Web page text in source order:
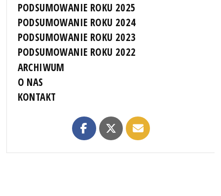
PODSUMOWANIE ROKU 2025
PODSUMOWANIE ROKU 2024
PODSUMOWANIE ROKU 2023
PODSUMOWANIE ROKU 2022
ARCHIWUM
O NAS
KONTAKT